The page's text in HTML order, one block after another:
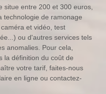
situe entre 200 et 300 euros,
technologie de ramonage
et vidéo, test
ou d'autres services tels
anomalies. Pour cela,
la définition du coût de
votre tarif, faites-nous
en ligne ou contactez-